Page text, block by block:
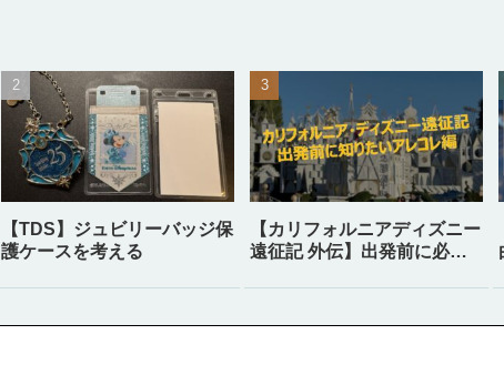
【TDS】ジュビリーバッジ保
護ケースを考える
【カリフォルニアディズニー
遠征記 外伝】出発前に必ず